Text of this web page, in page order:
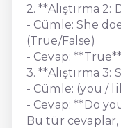
2. **Alıştırma 2:
- Cümle: She
(True/False)
- Cevap: **True**
3. **Alıştırma
- Cümle: (you /
- Cevap: **Do
Bu tür cevaplar,